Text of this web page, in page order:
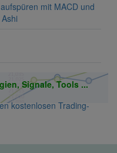
mit MACD und
Signale, Tools ...
kostenlosen Trading-